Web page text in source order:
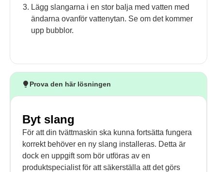
Lägg slangarna i en stor balja med vatten med
ändarna ovanför vattenytan. Se om det kommer
upp bubblor.
Prova den här lösningen
Byt slang
För att din tvättmaskin ska kunna fortsätta fungera
korrekt behöver en ny slang installeras. Detta är
dock en uppgift som bör utföras av en
produktspecialist för att säkerställa att det görs